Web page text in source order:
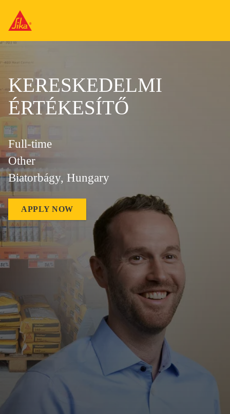
KERESKEDELMI
ÉRTÉKESÍTŐ
Full-time
Other
Biatorbágy, Hungary
APPLY NOW